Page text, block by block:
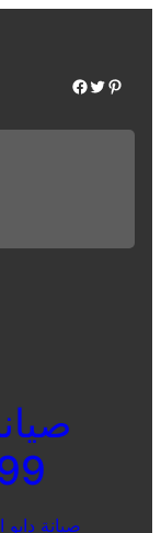
Facebook Twitter Pinterest
صيانة دايو